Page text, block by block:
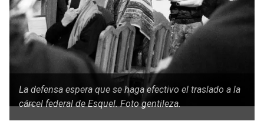
La defensa espera que se haga efectivo el traslado a la
cárcel federal de Esquel. Foto gentileza.